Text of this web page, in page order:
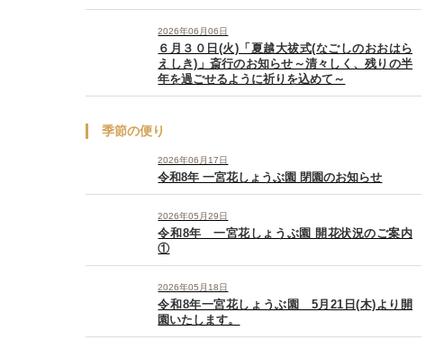
2026年06月06日
６月３０日(火)「夏越大祓式(なごしのおおはら
えしき)」斎行のお知らせ～清々しく、残りの半
年を過ごせるように祈りを込めて～
季節の便り
2026年06月17日
令和8年 一宮花しょうぶ園 閉園のお知らせ
2026年05月29日
令和8年 一宮花しょうぶ園 開花状況のご案内
①
2026年05月18日
令和8年一宮花しょうぶ園 5月21日(木)より開
園いたします。